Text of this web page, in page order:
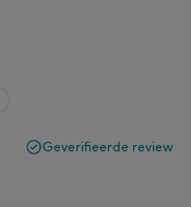
Geverifieerde review